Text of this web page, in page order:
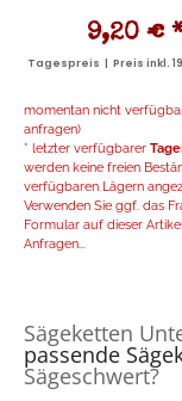
9,20 €
Tagespreis | Preis inkl.
momentan nicht
anfragen)
* letzter verfügbarer
werden keine freien
verfügbaren Lägern
Verwenden Sie ggf. das
Formular auf dieser
Anfragen...
Sägeketten
passende
Sägeschwert?